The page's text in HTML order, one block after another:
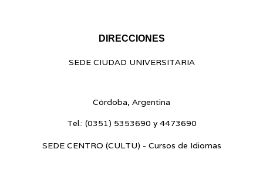
DIRECCIONES
SEDE CIUDAD UNIVERSITARIA
Córdoba, Argentina
Tel.: (0351) 5353690 y 4473690
SEDE CENTRO (CULTU) - Cursos de Idiomas